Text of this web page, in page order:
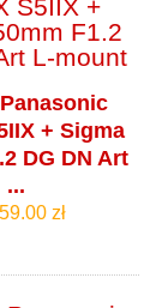
+ Sigma
DG DN Art
...
zł